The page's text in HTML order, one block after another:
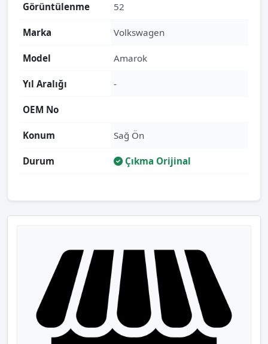
Görüntülenme 52
Marka Volkswagen
Model Amarok
Yıl Aralığı -
OEM No
Konum Sağ Ön
Durum Çıkma Orijinal